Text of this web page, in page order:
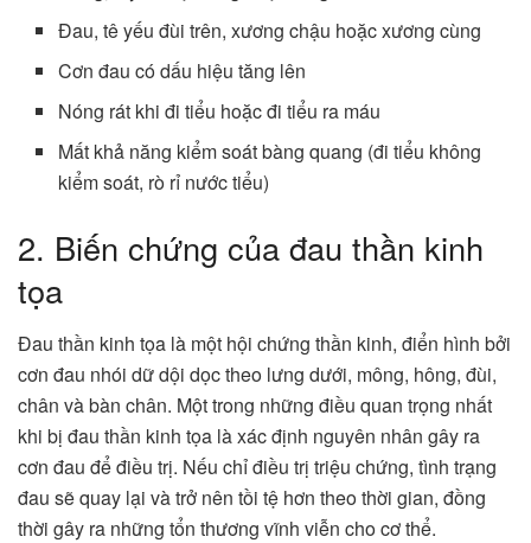
Đau, tê yếu đùi trên, xương chậu hoặc xương cùng
Cơn đau có dấu hiệu tăng lên
Nóng rát khi đi tiểu hoặc đi tiểu ra máu
Mất khả năng kiểm soát bàng quang (đi tiểu không
kiểm soát, rò rỉ nước tiểu)
2. Biến chứng của đau thần kinh
tọa
Đau thần kinh tọa là một hội chứng thần kinh, điển hình bởi
cơn đau nhói dữ dội dọc theo lưng dưới, mông, hông, đùi,
chân và bàn chân. Một trong những điều quan trọng nhất
khi bị đau thần kinh tọa là xác định nguyên nhân gây ra
cơn đau để điều trị. Nếu chỉ điều trị triệu chứng, tình trạng
đau sẽ quay lại và trở nên tồi tệ hơn theo thời gian, đồng
thời gây ra những tổn thương vĩnh viễn cho cơ thể.